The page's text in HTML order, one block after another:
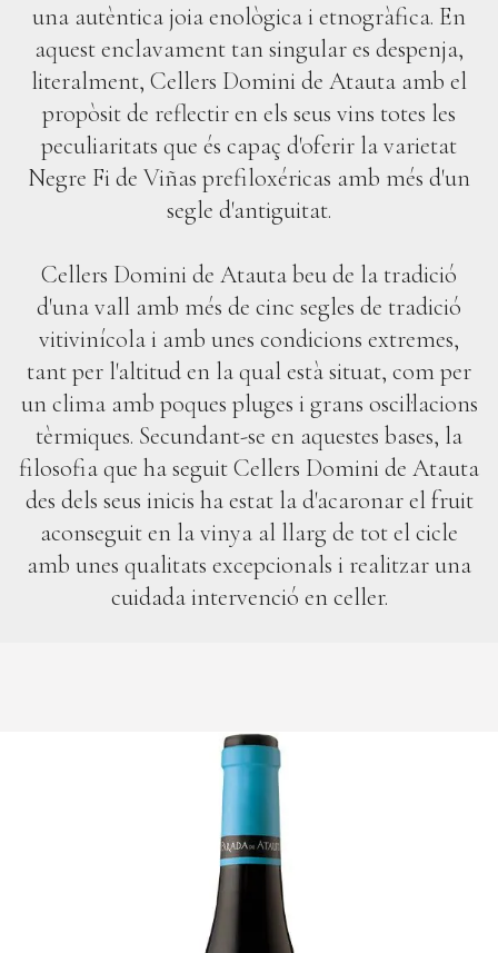
una autèntica joia enològica i etnogràfica. En
aquest enclavament tan singular es despenja,
literalment, Cellers Domini de Atauta amb el
propòsit de reflectir en els seus vins totes les
peculiaritats que és capaç d'oferir la varietat
Negre Fi de Viñas prefiloxéricas amb més d'un
segle d'antiguitat.
Cellers Domini de Atauta beu de la tradició
d'una vall amb més de cinc segles de tradició
vitivinícola i amb unes condicions extremes,
tant per l'altitud en la qual està situat, com per
un clima amb poques pluges i grans oscil·lacions
tèrmiques. Secundant-se en aquestes bases, la
filosofia que ha seguit Cellers Domini de Atauta
des dels seus inicis ha estat la d'acaronar el fruit
aconseguit en la vinya al llarg de tot el cicle
amb unes qualitats excepcionals i realitzar una
cuidada intervenció en celler.